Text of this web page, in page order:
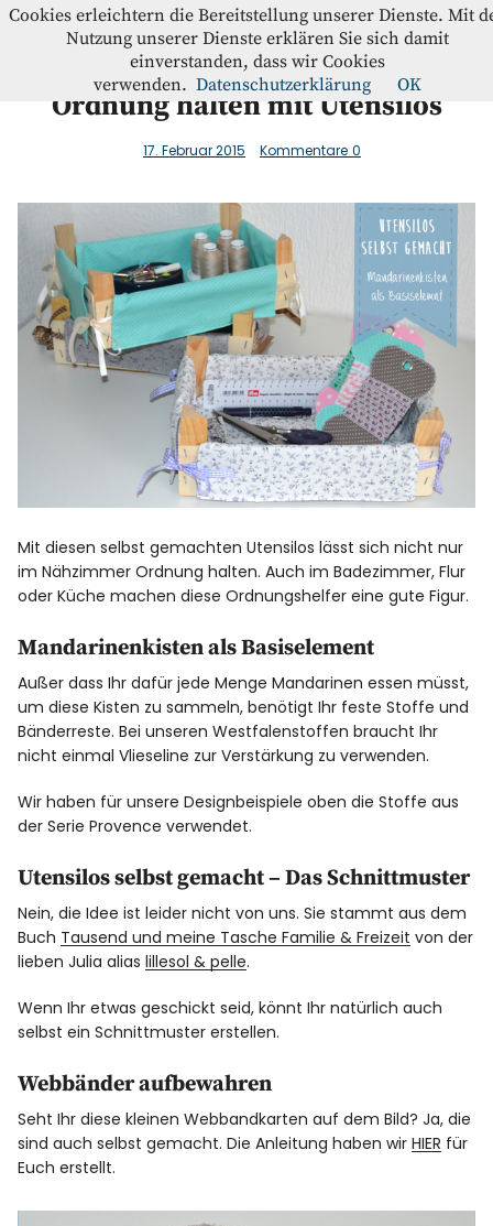
Westfalenstoffe-Blog
Kontakt
InstagramFacebook
Ordnung halten mit Utensilos
17. Februar 2015 Kommentare 0
Mit diesen selbst gemachten Utensilos lässt sich nicht nur
im Nähzimmer Ordnung halten. Auch im Badezimmer, Flur
oder Küche machen diese Ordnungshelfer eine gute Figur.
Mandarinenkisten als Basiselement
Außer dass Ihr dafür jede Menge Mandarinen essen müsst,
um diese Kisten zu sammeln, benötigt Ihr feste Stoffe und
Bänderreste. Bei unseren Westfalenstoffen braucht Ihr
nicht einmal Vlieseline zur Verstärkung zu verwenden.
Wir haben für unsere Designbeispiele oben die Stoffe aus
der Serie Provence verwendet.
Utensilos selbst gemacht – Das Schnittmuster
Nein, die Idee ist leider nicht von uns. Sie stammt aus dem
Buch Tausend und meine Tasche Familie & Freizeit von der
lieben Julia aliaslillesol & pelle.
Wenn Ihr etwas geschickt seid, könnt Ihr natürlich auch
selbst ein Schnittmuster erstellen.
Webbänder aufbewahren
Seht Ihr diese kleinen Webbandkarten auf dem Bild? Ja, die
sind auch selbst gemacht. Die Anleitung haben wirHIER für
Euch erstellt.
Cookies erleichtern die Bereitstellung unserer Dienste. Mit
Nutzung unserer Dienste erklären Sie sich damit
einverstanden, dass wir Cookies
verwenden. Datenschutzerklärung OK